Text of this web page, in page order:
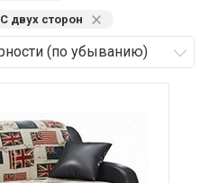
С двух сторон ⨯